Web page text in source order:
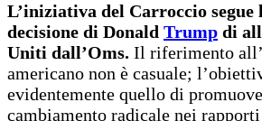
L’iniziativa del Carroccio segue
decisione di Donald Trump di
Uniti dall’Oms. Il riferimento
americano non è casuale;
evidentemente quello di
cambiamento radicale nei